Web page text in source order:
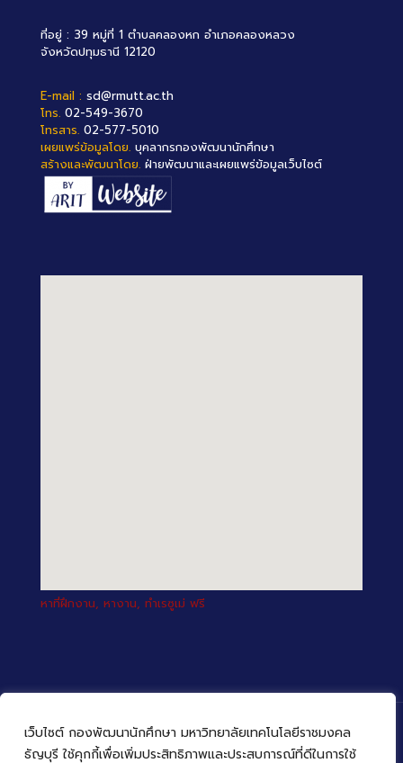
เว็บไซต์ กองพัฒนานักศึกษา มหาวิทยาลัยเทคโนโลยีราชมงคล
ธัญบุรี ใช้คุกกี้เพื่อเพิ่มประสิทธิภาพและประสบการณ์ที่ดีในการใช้
ที่อยู่ : 39 หมู่ที่ 1 ตำบลคลองหก อำเภอคลองหลวง
จังหวัดปทุมธานี 12120
E-mail : sd@rmutt.ac.th
โทร. 02-549-3670
โทรสาร. 02-577-5010
เผยแพร่ข้อมูลโดย. บุคลากรกองพัฒนานักศึกษา
สร้างและพัฒนาโดย. ฝ่ายพัฒนาและเผยแพร่ข้อมูลเว็บไซต์
หาที่ฝึกงาน, หางาน, ทำเรซูเม่ ฟรี